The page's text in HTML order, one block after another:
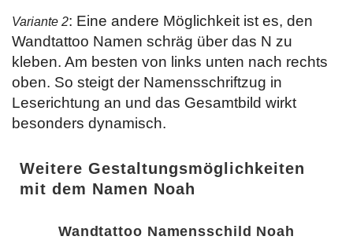
Variante 2: Eine andere Möglichkeit ist es, den
Wandtattoo Namen schräg über das N zu
kleben. Am besten von links unten nach rechts
oben. So steigt der Namensschriftzug in
Leserichtung an und das Gesamtbild wirkt
besonders dynamisch.
Weitere Gestaltungsmöglichkeiten
mit dem Namen Noah
Wandtattoo Namensschild Noah